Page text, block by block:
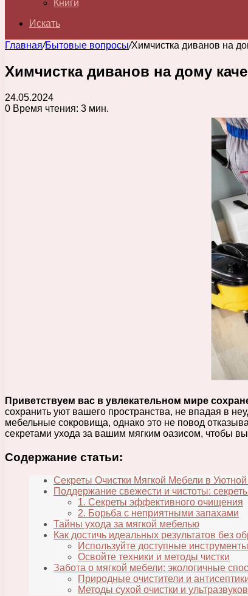
Книги
Искать
Главная/Бытовые вопросы/Химчистка диванов на
Химчистка диванов на дому
24.05.2024
0 Время чтения: 3 мин.
Приветствуем вас в увлекательном мире
сохранить уют вашего пространства, не впадая в
мебельные сокровища, однако это не повод
секретами ухода за вашим мягким оазисом, чтобы
Содержание статьи:
Секреты Очистки Мягкой Мебели в
Поддержание свежести и чистоты:
1. Секреты эффективного очищения
2. Борьба с неприятными запахами
Тайны ухода за мягкой мебелью
Как достичь идеальных результатов без
Используйте доступные
Освойте техники и методы чистки
Забота о мягкой мебели: экологичные
Природные очистители и
Методы сухой очистки и